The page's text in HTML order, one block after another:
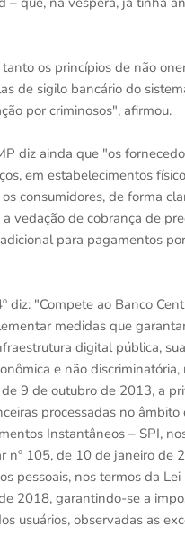
os princípios de não
de sigilo bancário do
por criminosos", afirmou.
diz ainda que "os
em estabelecimentos
consumidores, de forma
vedação de cobrança de
para pagamentos
diz: "Compete ao Banco
medidas que
digital pública, sua
e não discriminatória,
9 de outubro de 2013, a
processadas no âmbito
Instantâneos – SPI,
nº 105, de 10 de janeiro de
pessoais, nos termos da Lei
2018, garantindo-se a
usuários, observadas as